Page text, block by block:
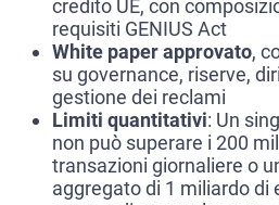
credito UE, con
requisiti GENIUS Act
White paper approvato,
su governance, riserve,
gestione dei reclami
Limiti quantitativi: Un
non può superare i 200
transazioni giornaliere o
aggregato di 1 miliardo di